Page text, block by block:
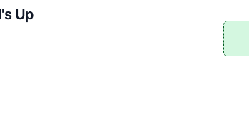
Up